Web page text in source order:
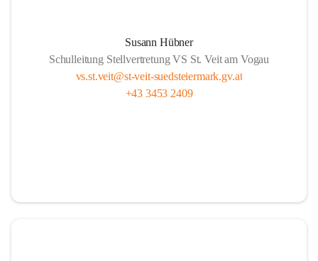
Susann Hübner
Schulleitung Stellvertretung VS St. Veit am Vogau
vs.st.veit@st-veit-suedsteiermark.gv.at
+43 3453 2409